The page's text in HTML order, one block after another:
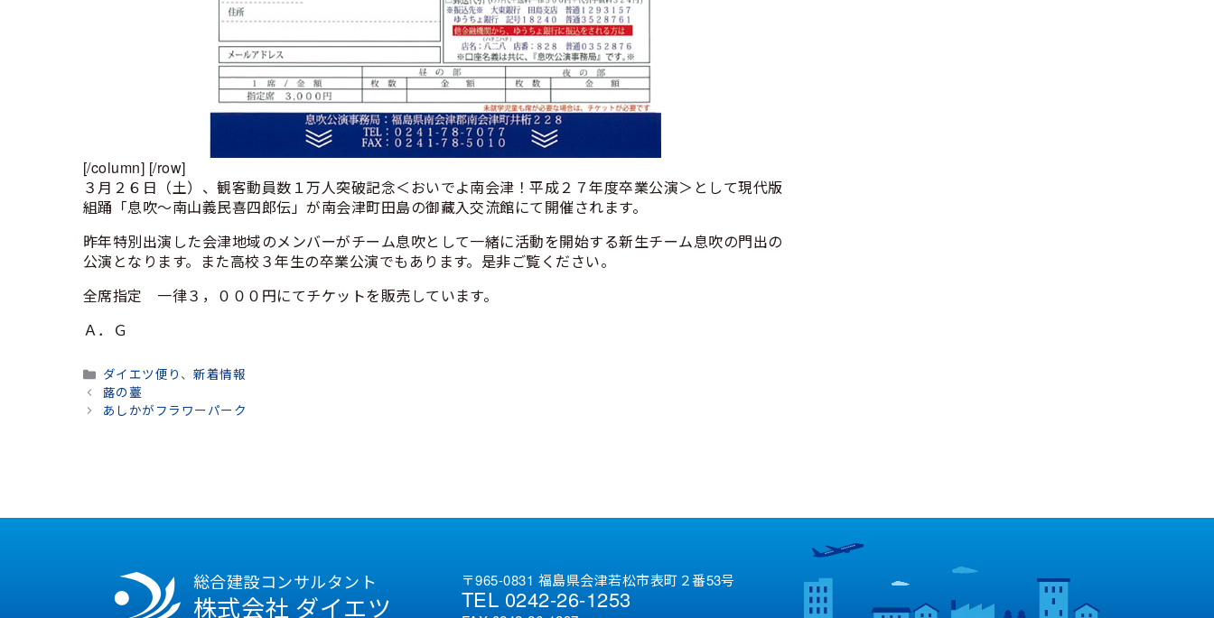
[/column] [/row]
３月２６日（土）、観客動員数１万人突破記念＜おいでよ南会津！平成２７年度卒業公演＞として現代版
組踊「息吹～南山義民喜四郎伝」が南会津町田島の御藏入交流館にて開催されます。
昨年特別出演した会津地域のメンバーがチーム息吹として一緒に活動を開始する新生チーム息吹の門出の
公演となります。また高校３年生の卒業公演でもあります。是非ご覧ください。
全席指定 一律３，０００円にてチケットを販売しています。
Ａ．Ｇ
カ
テ
ゴ
ダイエツ便り 、新着情報
蕗の薹
あしかがフラワーパーク
総合建設コンサルタント
株式会社 ダイエツ
〒965-0831 福島県会津若松市表町２番53号
TEL 0242-26-1253